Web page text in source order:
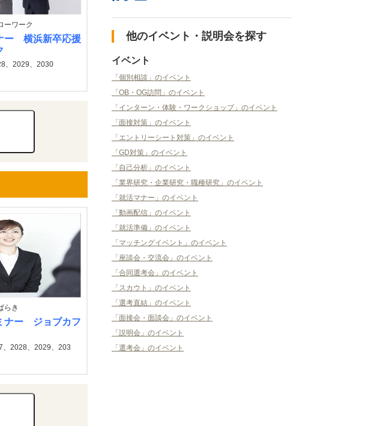
ーワーク
ー 横浜新卒応援
、2029、2030
らき
ナー ジョブカフ
、2028、2029、203
他のイベント・説明会を探す
イベント
「個別相談」のイベント
「OB・OG訪問」のイベント
「インターン・体験・ワークショップ」のイベント
「面接対策」のイベント
「エントリーシート対策」のイベント
「GD対策」のイベント
「自己分析」のイベント
「業界研究・企業研究・職種研究」のイベント
「就活マナー」のイベント
「動画配信」のイベント
「就活準備」のイベント
「マッチングイベント」のイベント
「座談会・交流会」のイベント
「合同選考会」のイベント
「スカウト」のイベント
「選考直結」のイベント
「面接会・面談会」のイベント
「説明会」のイベント
「選考会」のイベント